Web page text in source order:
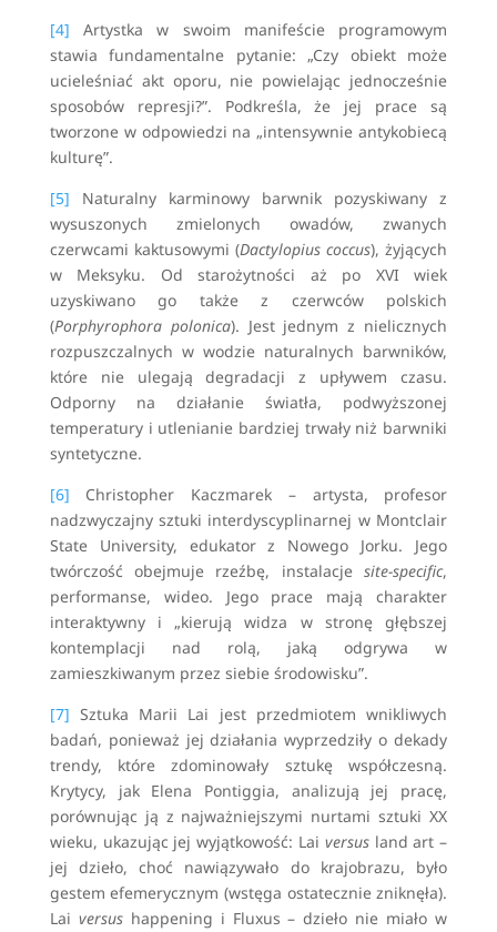
[4] Artystka w swoim manifeście programowym
stawia fundamentalne pytanie: „Czy obiekt może
ucieleśniać akt oporu, nie powielając jednocześnie
sposobów represji?”. Podkreśla, że jej prace są
tworzone w odpowiedzi na „intensywnie antykobiecą
kulturę”.
[5] Naturalny karminowy barwnik pozyskiwany z
wysuszonych zmielonych owadów, zwanych
czerwcami kaktusowymi (Dactylopius coccus), żyjących
w Meksyku. Od starożytności aż po XVI wiek
uzyskiwano go także z czerwców polskich
(Porphyrophora polonica). Jest jednym z nielicznych
rozpuszczalnych w wodzie naturalnych barwników,
które nie ulegają degradacji z upływem czasu.
Odporny na działanie światła, podwyższonej
temperatury i utlenianie bardziej trwały niż barwniki
syntetyczne.
[6] Christopher Kaczmarek – artysta, profesor
nadzwyczajny sztuki interdyscyplinarnej w Montclair
State University, edukator z Nowego Jorku. Jego
twórczość obejmuje rzeźbę, instalacjesite-specific,
performanse, wideo. Jego prace mają charakter
interaktywny i „kierują widza w stronę głębszej
kontemplacji nad rolą, jaką odgrywa w
zamieszkiwanym przez siebie środowisku”.
[7] Sztuka Marii Lai jest przedmiotem wnikliwych
badań, ponieważ jej działania wyprzedziły o dekady
trendy, które zdominowały sztukę współczesną.
Krytycy, jak Elena Pontiggia, analizują jej pracę,
porównując ją z najważniejszymi nurtami sztuki XX
wieku, ukazując jej wyjątkowość: Lai versusland art –
jej dzieło, choć nawiązywało do krajobrazu, było
gestem efemerycznym (wstęga ostatecznie zniknęła).
Lai versushappening i Fluxus – dzieło nie miało w